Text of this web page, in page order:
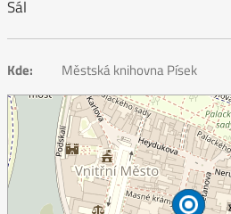
Sál
Kde: Městská knihovna Písek